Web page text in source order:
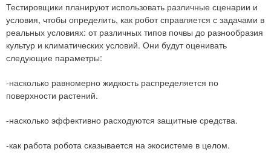
Тестировщики планируют использовать различные сценарии и
условия, чтобы определить, как робот справляется с задачами в
реальных условиях: от различных типов почвы до разнообразия
культур и климатических условий. Они будут оценивать
следующие параметры:
-насколько равномерно жидкость распределяется по
поверхности растений.
-насколько эффективно расходуются защитные средства.
-как работа робота сказывается на экосистеме в целом.